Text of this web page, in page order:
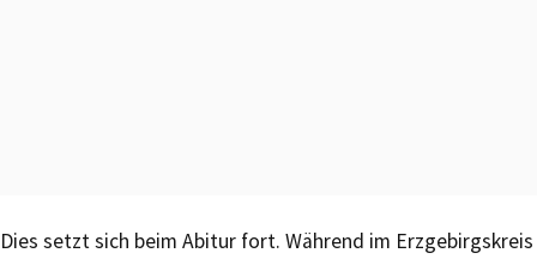
Dies setzt sich beim Abitur fort. Während im Erzgebirgskreis